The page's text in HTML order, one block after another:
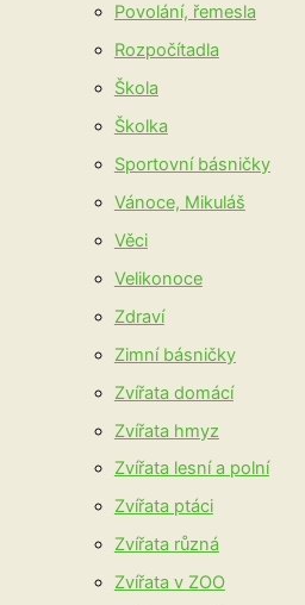
Povolání, řemesla
Rozpočítadla
Škola
Školka
Sportovní básničky
Vánoce, Mikuláš
Věci
Velikonoce
Zdraví
Zimní básničky
Zvířata domácí
Zvířata hmyz
Zvířata lesní a polní
Zvířata ptáci
Zvířata různá
Zvířata v ZOO